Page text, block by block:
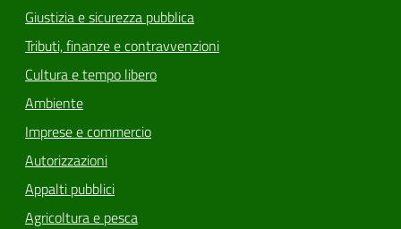
Giustizia e sicurezza pubblica
Tributi, finanze e contravvenzioni
Cultura e tempo libero
Ambiente
Imprese e commercio
Autorizzazioni
Appalti pubblici
Agricoltura e pesca